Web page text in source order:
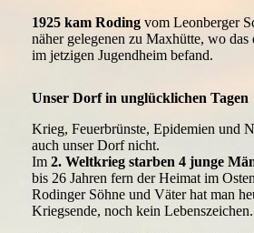
1925 kam Roding vom Leonberger
näher gelegenen zu Maxhütte, wo das
im jetzigen Jugendheim befand.
Unser Dorf in unglücklichen Tagen
Krieg, Feuerbrünste, Epidemien und
auch unser Dorf nicht.
Im 2. Weltkrieg starben 4 junge
bis 26 Jahren fern der Heimat im
Rodinger Söhne und Väter hat man
Kriegsende, noch kein Lebenszeichen.